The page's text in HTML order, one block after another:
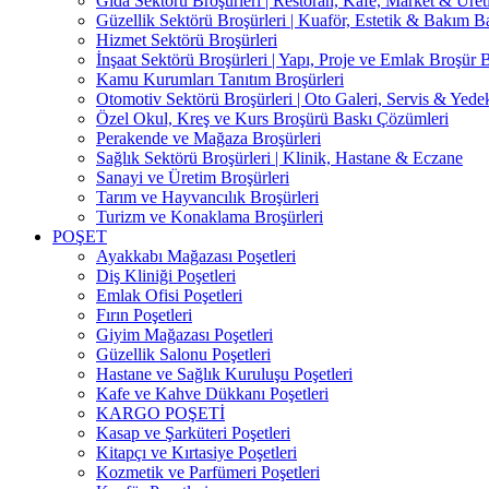
Güzellik Sektörü Broşürleri | Kuaför, Estetik & Bakım
Hizmet Sektörü Broşürleri
İnşaat Sektörü Broşürleri | Yapı, Proje ve Emlak Broşür
Kamu Kurumları Tanıtım Broşürleri
Otomotiv Sektörü Broşürleri | Oto Galeri, Servis &
Özel Okul, Kreş ve Kurs Broşürü Baskı Çözümleri
Perakende ve Mağaza Broşürleri
Sağlık Sektörü Broşürleri | Klinik, Hastane & Eczane
Sanayi ve Üretim Broşürleri
Tarım ve Hayvancılık Broşürleri
Turizm ve Konaklama Broşürleri
POŞET
Ayakkabı Mağazası Poşetleri
Diş Kliniği Poşetleri
Emlak Ofisi Poşetleri
Fırın Poşetleri
Giyim Mağazası Poşetleri
Güzellik Salonu Poşetleri
Hastane ve Sağlık Kuruluşu Poşetleri
Kafe ve Kahve Dükkanı Poşetleri
KARGO POŞETİ
Kasap ve Şarküteri Poşetleri
Kitapçı ve Kırtasiye Poşetleri
Kozmetik ve Parfümeri Poşetleri